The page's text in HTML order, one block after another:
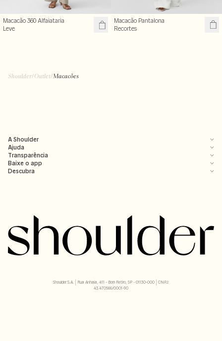
Macacão 360 Alfaiataria
Leve
Macacão Pantalona
Recortes
Shoulder/Outlet/Macacões
A Shoulder
Ajuda
Transparência
Baixe o app
Descubra
Shoulder S.A. | Rua Anhaia, 411 - Bom Retiro, SP - 01130-000 | CNPJ:
43.470566/0001-90